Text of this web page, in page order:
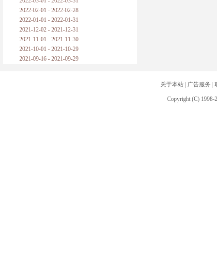
2022-02-01 - 2022-02-28
2022-01-01 - 2022-01-31
2021-12-02 - 2021-12-31
2021-11-01 - 2021-11-30
2021-10-01 - 2021-10-29
2021-09-16 - 2021-09-29
关于本站| 广告服务
Copyright (C) 1998-